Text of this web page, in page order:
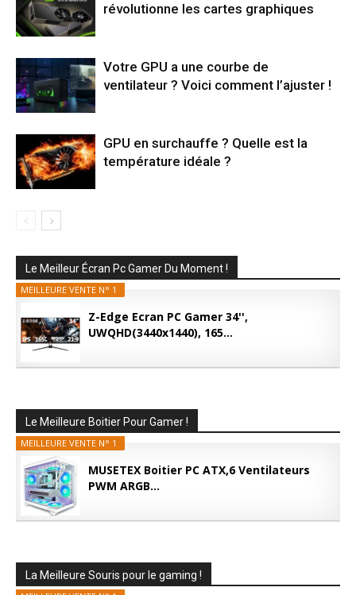
révolutionne les cartes graphiques
Votre GPU a une courbe de
ventilateur ? Voici comment l’ajuster !
GPU en surchauffe ? Quelle est la
température idéale ?
Le Meilleur Écran Pc Gamer Du Moment !
MEILLEURE VENTE N° 1
Z-Edge Ecran PC Gamer 34'',
UWQHD(3440x1440), 165...
Le Meilleure Boitier Pour Gamer !
MEILLEURE VENTE N° 1
MUSETEX Boitier PC ATX,6 Ventilateurs
PWM ARGB...
La Meilleure Souris pour le gaming !